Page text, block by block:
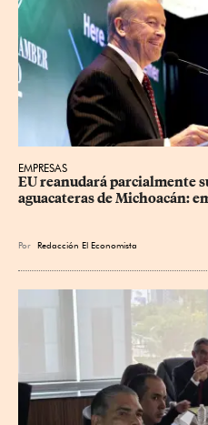
EMPRESAS
EU reanudará parcialmente
aguacateras de Michoacán:
Por Redacción El Economista